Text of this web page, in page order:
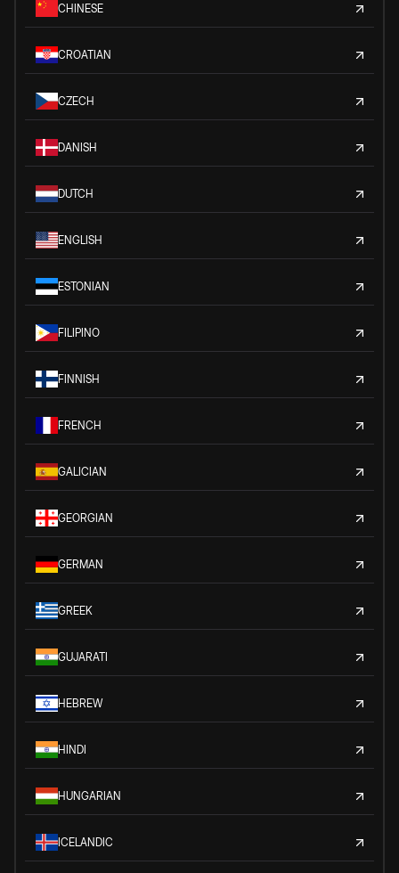
CHINESE
CROATIAN
CZECH
DANISH
DUTCH
ENGLISH
ESTONIAN
FILIPINO
FINNISH
FRENCH
GALICIAN
GEORGIAN
GERMAN
GREEK
GUJARATI
HEBREW
HINDI
HUNGARIAN
ICELANDIC